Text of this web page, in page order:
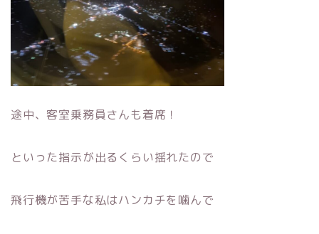
途中、客室乗務員さんも着席！
といった指示が出るくらい揺れたので
飛行機が苦手な私はハンカチを噛んで